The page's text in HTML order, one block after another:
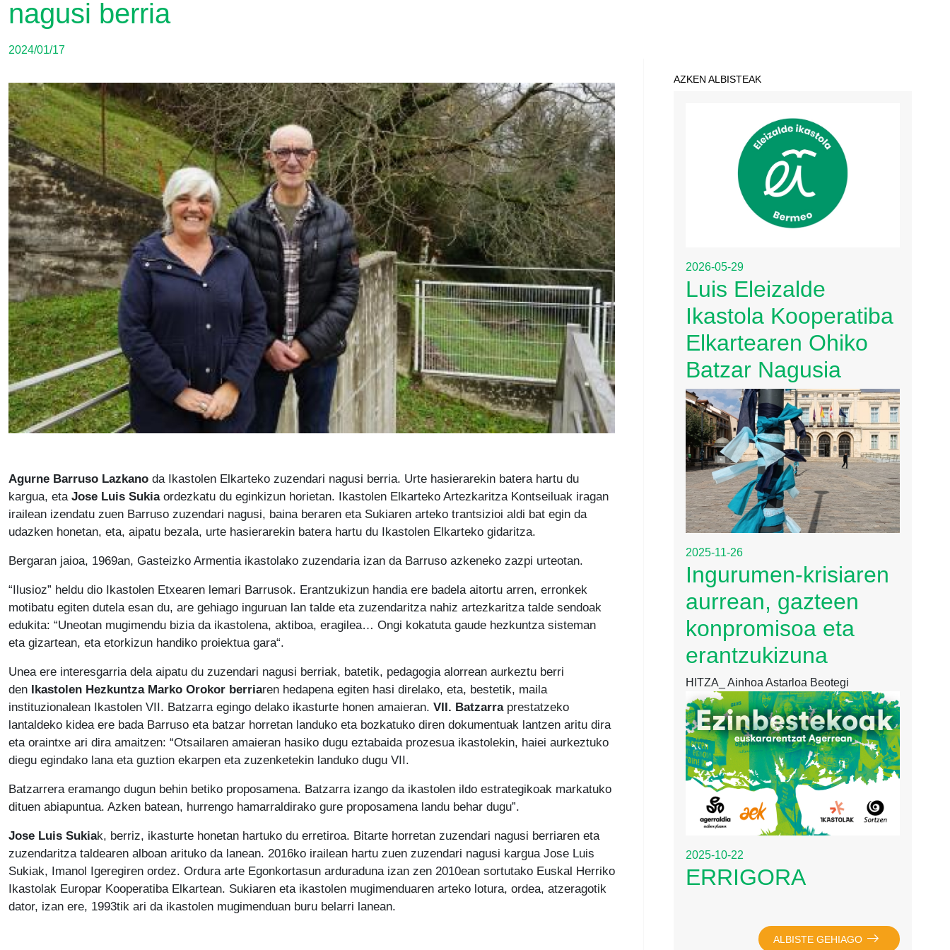
nagusi berria
2024/01/17
Irudia
Agurne Barruso Lazkano da Ikastolen Elkarteko zuzendari nagusi berria. Urte hasierarekin batera hartu du
kargua, eta Jose Luis Sukiaordezkatu du eginkizun horietan. Ikastolen Elkarteko Artezkaritza Kontseiluak iragan
irailean izendatu zuen Barruso zuzendari nagusi, baina beraren eta Sukiaren arteko trantsizioi aldi bat egin da
udazken honetan, eta, aipatu bezala, urte hasierarekin batera hartu du Ikastolen Elkarteko gidaritza.
Bergaran jaioa, 1969an, Gasteizko Armentia ikastolako zuzendaria izan da Barruso azkeneko zazpi urteotan.
“Ilusioz” heldu dio Ikastolen Etxearen lemari Barrusok. Erantzukizun handia ere badela aitortu arren, erronkek
motibatu egiten dutela esan du, are gehiago inguruan lan talde eta zuzendaritza nahiz artezkaritza talde sendoak
edukita: “Uneotan mugimendu bizia da ikastolena, aktiboa, eragilea… Ongi kokatuta gaude hezkuntza sisteman
eta gizartean, eta etorkizun handiko proiektua gara“.
Unea ere interesgarria dela aipatu du zuzendari nagusi berriak, batetik, pedagogia alorrean aurkeztu berri
den Ikastolen Hezkuntza Marko Orokor berriaren hedapena egiten hasi direlako, eta, bestetik, maila
instituzionalean Ikastolen VII. Batzarra egingo delako ikasturte honen amaieran. VII. Batzarraprestatzeko
lantaldeko kidea ere bada Barruso eta batzar horretan landuko eta bozkatuko diren dokumentuak lantzen aritu dira
eta oraintxe ari dira amaitzen: “Otsailaren amaieran hasiko dugu eztabaida prozesua ikastolekin, haiei aurkeztuko
diegu egindako lana eta guztion ekarpen eta zuzenketekin landuko dugu VII.
Batzarrera eramango dugun behin betiko proposamena. Batzarra izango da ikastolen ildo estrategikoak markatuko
dituen abiapuntua. Azken batean, hurrengo hamarraldirako gure proposamena landu behar dugu”.
Jose Luis Sukiak, berriz, ikasturte honetan hartuko du erretiroa. Bitarte horretan zuzendari nagusi berriaren eta
zuzendaritza taldearen alboan arituko da lanean. 2016ko irailean hartu zuen zuzendari nagusi kargua Jose Luis
Sukiak, Imanol Igeregiren ordez. Ordura arte Egonkortasun arduraduna izan zen 2010ean sortutako Euskal Herriko
Ikastolak Europar Kooperatiba Elkartean. Sukiaren eta ikastolen mugimenduaren arteko lotura, ordea, atzeragotik
dator, izan ere, 1993tik ari da ikastolen mugimenduan buru belarri lanean.
AZKEN ALBISTEAK
2026-05-29
Luis Eleizalde
Ikastola Kooperatiba
Elkartearen Ohiko
Batzar Nagusia
2025-11-26
Ingurumen-krisiaren
aurrean, gazteen
konpromisoa eta
erantzukizuna
HITZA_ Ainhoa Astarloa Beotegi
2025-10-22
ERRIGORA
ALBISTE GEHIAGO